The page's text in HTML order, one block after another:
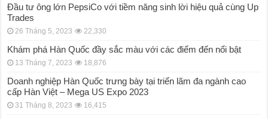
Đầu tư ông lớn PepsiCo với tiềm năng sinh lời hiệu quả cùng Up
Trades
26 Tháng 5, 2023 22,330
Khám phá Hàn Quốc đầy sắc màu với các điểm đến nổi bật
13 Tháng 7, 2023 18,876
Doanh nghiệp Hàn Quốc trưng bày tại triển lãm đa ngành cao
cấp Hàn Việt – Mega US Expo 2023
31 Tháng 8, 2023 16,415